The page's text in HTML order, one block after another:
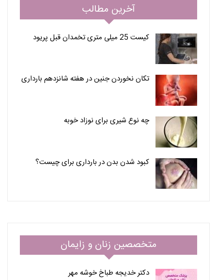
آخرین مطالب
کیست 25 میلی متری تخمدان قبل پریود
تکان نخوردن جنین در هفته شانزدهم بارداری
چه نوع شیری برای نوزاد خوبه
کبود شدن بدن در بارداری برای چیست؟
متخصصین زنان و زایمان
دکتر خدیجه طباخ خوشه مهر